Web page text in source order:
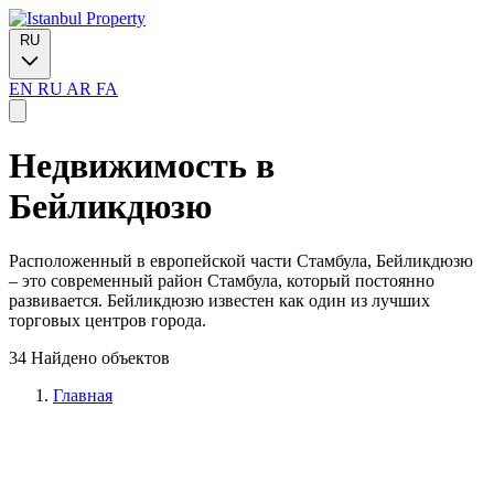
RU
EN RU AR FA
Недвижимость в
Бейликдюзю
Расположенный в европейской части Стамбула, Бейликдюзю
– это современный район Стамбула, который постоянно
развивается. Бейликдюзю известен как один из лучших
торговых центров города.
34 Найдено объектов
Главная